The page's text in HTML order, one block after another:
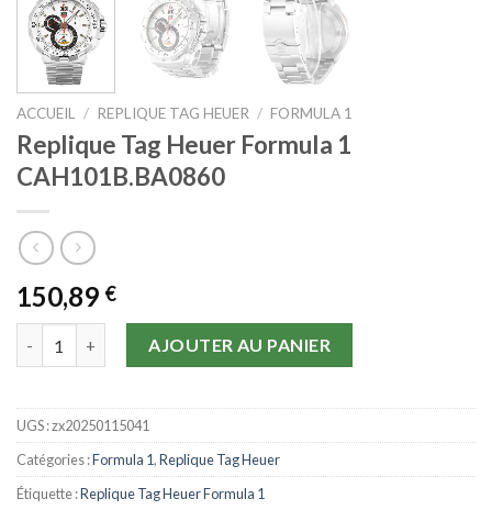
ACCUEIL / REPLIQUE TAG HEUER / FORMULA 1
Replique Tag Heuer Formula 1
CAH101B.BA0860
150,89 €
AJOUTER AU PANIER
UGS :zx20250115041
Catégories :Formula 1,Replique Tag Heuer
Étiquette :Replique Tag Heuer Formula 1